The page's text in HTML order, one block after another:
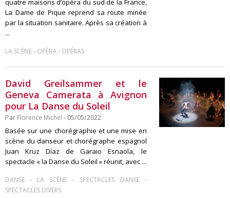
quatre maisons d’opéra du sud de la France,
La Dame de Pique reprend sa route minée
par la situation sanitaire. Après sa création à
...
LA SCÈNE- OPÉRA- OPÉRAS
David Greilsammer et le
Geneva Camerata à Avignon
pour La Danse du Soleil
Par Florence Michel - 05/05/2022
Basée sur une chorégraphie et une mise en
scène du danseur et chorégraphe espagnol
Juan Kruz Díaz de Garaio Esnaola, le
spectacle « la Danse du Soleil » réunit, avec ...
DANSE- LA SCÈNE - SPECTACLES DANSE-
SPECTACLES DIVERS